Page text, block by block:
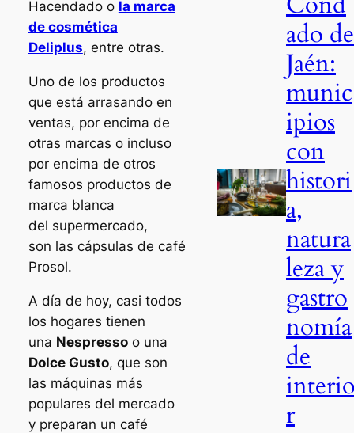
Hacendado o la marca
de cosmética
Deliplus, entre otras.
Uno de los productos
que está arrasando en
ventas, por encima de
otras marcas o incluso
por encima de otros
famosos productos de
marca blanca
del supermercado,
son las cápsulas de café
Prosol.
A día de hoy, casi todos
los hogares tienen
una Nespressoo una
Dolce Gusto, que son
las máquinas más
populares del mercado
y preparan un café
ado de
Jaén:
munic
ipios
con
histori
a,
natura
leza y
gastro
nomía
de
r